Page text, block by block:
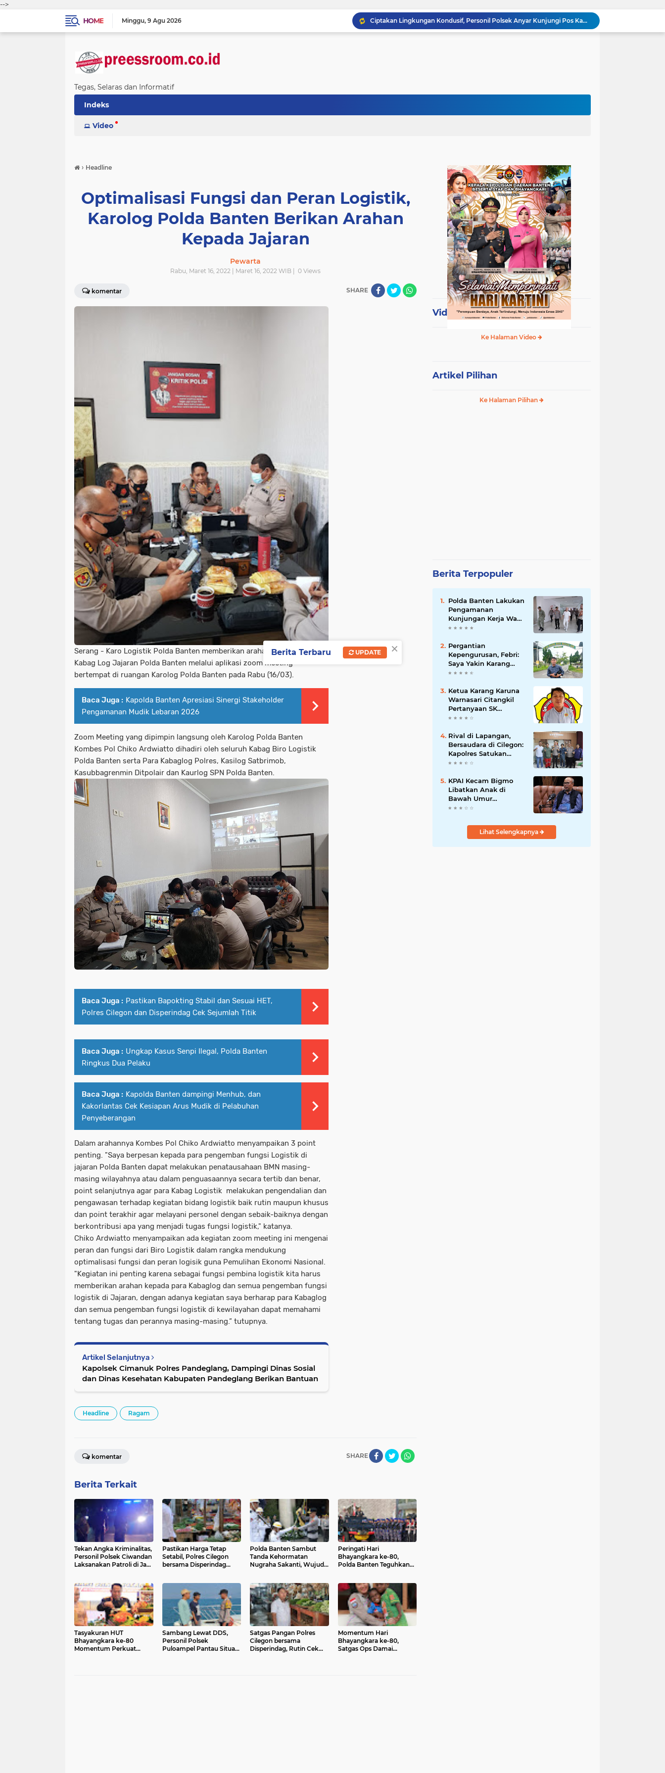
-->
HOME
Minggu 9 Agu 2026
Ciptakan Lingkungan Kondusif, Personil Polsek Anyar Kunjungi Pos Kamling
Cilegon Off Road Challenge Jadi Ajang Pererat Silaturahmi dan Kebersamaan
Polsek Bojonegara Salurkan 24 Ribu Liter Air Bersih dan Tandon, Hadirkan Harapan di Tengah Kemarau
Tegas, Selaras dan Informatif
Indeks
Video
› Headline
Optimalisasi Fungsi dan Peran Logistik,
Karolog Polda Banten Berikan Arahan
Kepada Jajaran
Pewarta
Rabu, Maret 16, 2022 | Maret 16, 2022 WIB | 0 Views
komentar SHARE
Serang - Karo Logistik Polda Banten memberikan arahan kepada para
Kabag Log Jajaran Polda Banten melalui aplikasi zoom meeting
bertempat di ruangan Karolog Polda Banten pada Rabu (16/03).
Baca Juga : Kapolda Banten Apresiasi Sinergi Stakeholder
Pengamanan Mudik Lebaran 2026
Zoom Meeting yang dipimpin langsung oleh Karolog Polda Banten
Kombes Pol Chiko Ardwiatto dihadiri oleh seluruh Kabag Biro Logistik
Polda Banten serta Para Kabaglog Polres, Kasilog Satbrimob,
Kasubbagrenmin Ditpolair dan Kaurlog SPN Polda Banten.
Baca Juga : Pastikan Bapokting Stabil dan Sesuai HET,
Polres Cilegon dan Disperindag Cek Sejumlah Titik
Baca Juga : Ungkap Kasus Senpi Ilegal, Polda Banten
Ringkus Dua Pelaku
Baca Juga : Kapolda Banten dampingi Menhub, dan
Kakorlantas Cek Kesiapan Arus Mudik di Pelabuhan
Penyeberangan
Dalam arahannya Kombes Pol Chiko Ardwiatto menyampaikan 3 point
penting. "Saya berpesan kepada para pengemban fungsi Logistik di
jajaran Polda Banten dapat melakukan penatausahaan BMN masing-
masing wilayahnya atau dalam penguasaannya secara tertib dan benar,
point selanjutnya agar para Kabag Logistik melakukan pengendalian dan
pengawasan terhadap kegiatan bidang logistik baik rutin maupun khusus
dan point terakhir agar melayani personel dengan sebaik-baiknya dengan
berkontribusi apa yang menjadi tugas fungsi logistik," katanya.
Chiko Ardwiatto menyampaikan ada kegiatan zoom meeting ini mengenai
peran dan fungsi dari Biro Logistik dalam rangka mendukung
optimalisasi fungsi dan peran logisik guna Pemulihan Ekonomi Nasional.
"Kegiatan ini penting karena sebagai fungsi pembina logistik kita harus
memberikan arahan kepada para Kabaglog dan semua pengemban fungsi
logistik di Jajaran, dengan adanya kegiatan saya berharap para Kabaglog
dan semua pengemban fungsi logistik di kewilayahan dapat memahami
tentang tugas dan perannya masing-masing.” tutupnya.
Artikel Selanjutnya
Kapolsek Cimanuk Polres Pandeglang, Dampingi Dinas Sosial
dan Dinas Kesehatan Kabupaten Pandeglang Berikan Bantuan
Headline Ragam
SHARE
komentar
Berita Terkait
Tekan Angka Kriminalitas,
Personil Polsek Ciwandan
Laksanakan Patroli di Jam
Pastikan Harga Tetap
Setabil, Polres Cilegon
bersama Disperindag
Polda Banten Sambut
Tanda Kehormatan
Nugraha Sakanti, Wujud
Peringati Hari
Bhayangkara ke-80,
Polda Banten Teguhkan
Tasyakuran HUT
Bhayangkara ke-80
Momentum Perkuat
Sambang Lewat DDS,
Personil Polsek
Puloampel Pantau Situasi
Satgas Pangan Polres
Cilegon bersama
Disperindag, Rutin Cek
Momentum Hari
Bhayangkara ke-80,
Satgas Ops Damai
Video Terpopuler
Ke Halaman Video
Artikel Pilihan
Ke Halaman Pilihan
Berita Terpopuler
Polda Banten Lakukan
Pengamanan
Kunjungan Kerja Wakil
Presiden RI
Pergantian
Kepengurusan, Febri:
Saya Yakin Karang
Taruna Wanakarsa
Kepemimpinan Bung
Entus Jauh Membawa
Manfaat
Ketua Karang Karuna
Warnasari Citangkil
Pertanyaan SK
Karetaker dan Urgensi
Berduka
Rival di Lapangan,
Bersaudara di Cilegon:
Kapolres Satukan
Viking dan Jak Mania
Piala Presiden 2026
KPAI Kecam Bigmo
Libatkan Anak di
Bawah Umur
Promosikan Liquid
Bertindak Tegas
Lihat Selengkapnya
×
Berita Terbaru UPDATE